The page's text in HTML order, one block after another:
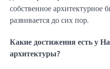
собственное архитектурное
развивается до сих пор.
Какие достижения есть у
архитектуры?